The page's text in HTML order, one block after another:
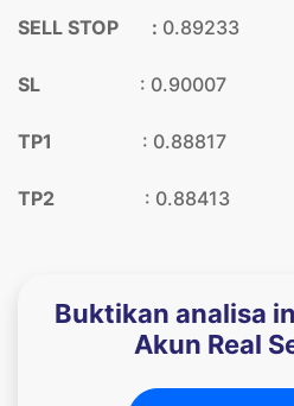
SELL STOP : 0.89233
SL : 0.90007
TP1 : 0.88817
TP2 : 0.88413
Buktikan analisa
Akun Real